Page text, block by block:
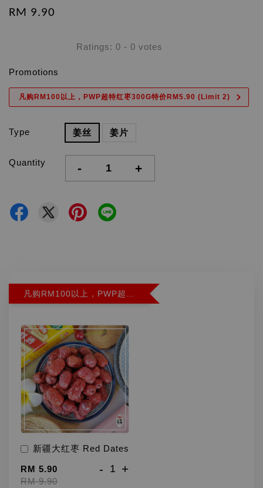
RM 9.90
Ratings: 0 - 0 votes
Promotions
凡购RM100以上，PWP超特红枣300G特价RM5.90 (Limit 2)
Type 姜丝 姜片
Quantity - +
新疆大红枣 Red Dates
RM 5.90
RM 9.90
- +